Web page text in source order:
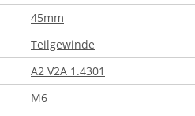
45mm
Teilgewinde
A2 V2A 1.4301
M6